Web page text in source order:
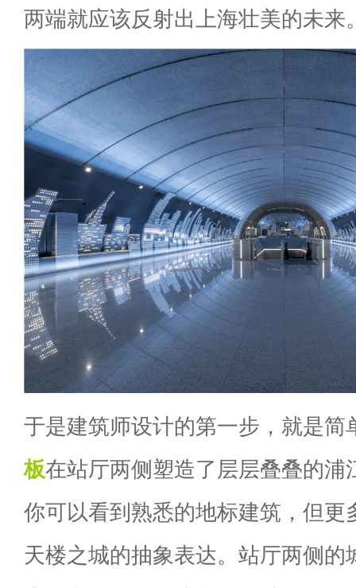
两端就应该反射出上海壮美的未来
于是建筑师设计的第一步，就是简
板在站厅两侧塑造了层层叠叠的浦
你可以看到熟悉的地标建筑，但更
天楼之城的抽象表达。站厅两侧的